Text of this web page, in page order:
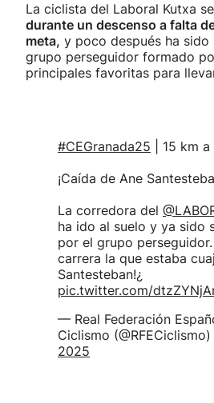
La ciclista del Laboral Kutxa
durante un descenso a falta
meta, y poco después ha
grupo perseguidor formado
principales favoritas para
#CEGranada25 | 15 km a
¡Caída de Ane
La corredora del
ha ido al suelo y ya sido
por el grupo perseguidor.
carrera la que estaba
Santesteban!¿
pic.twitter.com/
— Real Federación
Ciclismo (@RFECiclismo)
2025